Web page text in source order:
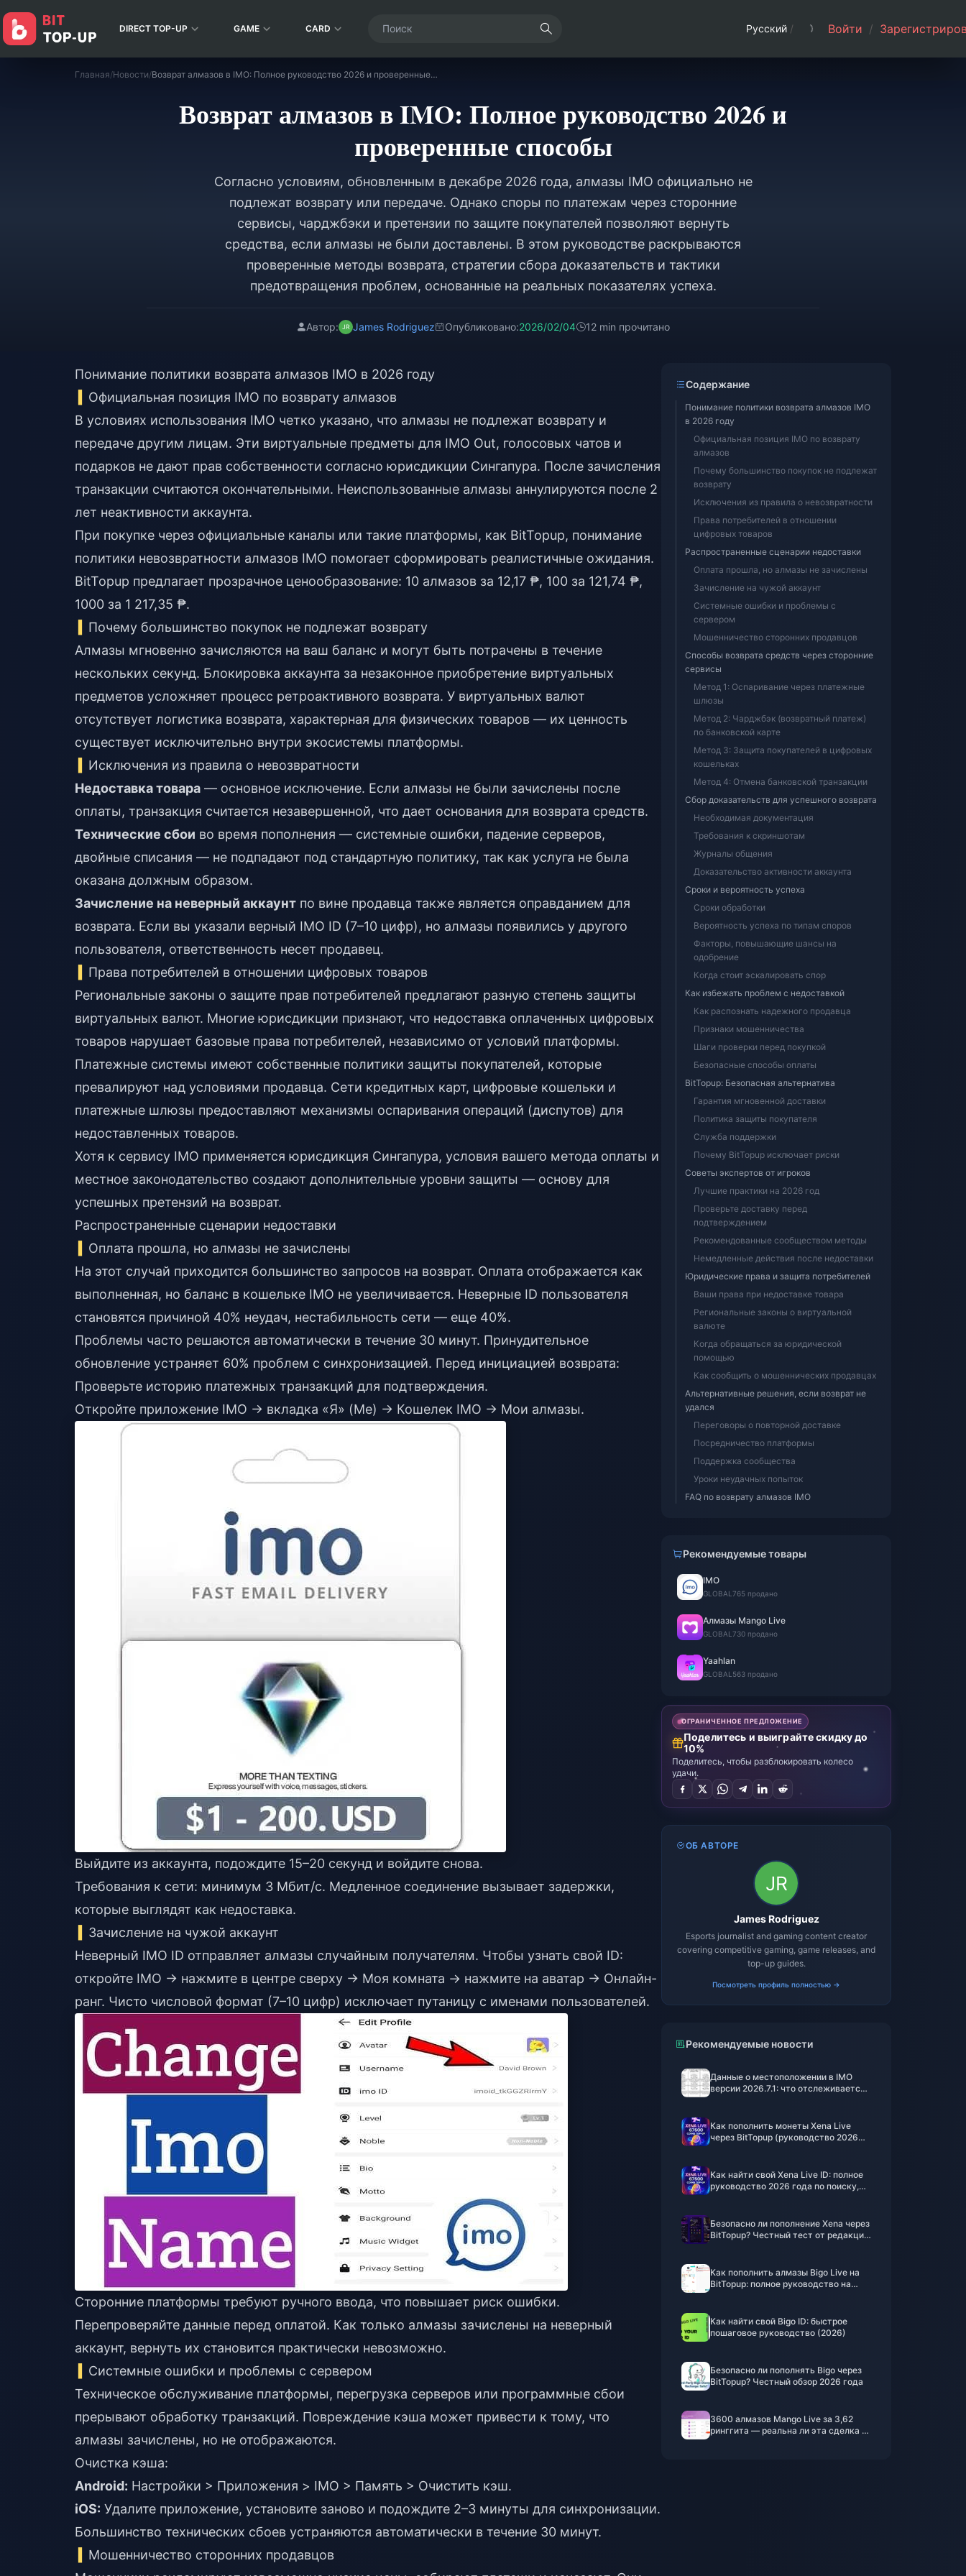
DIRECT TOP-UP GAME CARD Русский / Войти /
Главная/Новости/ Возврат алмазов в IMO: Полное руководство 2026 и проверенные способы
Возврат алмазов в IMO: Полное руководство 2026 и
проверенные способы
Согласно условиям, обновленным в декабре 2026 года, алмазы IMO официально не
подлежат возврату или передаче. Однако споры по платежам через сторонние
сервисы, чарджбэки и претензии по защите покупателей позволяют вернуть
средства, если алмазы не были доставлены. В этом руководстве раскрываются
проверенные методы возврата, стратегии сбора доказательств и тактики
предотвращения проблем, основанные на реальных показателях успеха.
Автор: James Rodriguez Опубликовано:2026/02/04 12 min прочитано
Понимание политики возврата алмазов IMO в 2026 году
Официальная позиция IMO по возврату алмазов
В условиях использования IMO четко указано, что алмазы не подлежат возврату и
передаче другим лицам. Эти виртуальные предметы для IMO Out, голосовых чатов и
подарков не дают прав собственности согласно юрисдикции Сингапура. После зачисления
транзакции считаются окончательными. Неиспользованные алмазы аннулируются после 2
лет неактивности аккаунта.
При покупке через официальные каналы или такие платформы, как BitTopup, понимание
политики невозвратности алмазов IMO помогает сформировать реалистичные ожидания.
BitTopup предлагает прозрачное ценообразование: 10 алмазов за 12,17 ₱, 100 за 121,74 ₱,
1000 за 1 217,35 ₱.
Почему большинство покупок не подлежат возврату
Алмазы мгновенно зачисляются на ваш баланс и могут быть потрачены в течение
нескольких секунд. Блокировка аккаунта за незаконное приобретение виртуальных
предметов усложняет процесс ретроактивного возврата. У виртуальных валют
отсутствует логистика возврата, характерная для физических товаров — их ценность
существует исключительно внутри экосистемы платформы.
Исключения из правила о невозвратности
Недоставка товара — основное исключение. Если алмазы не были зачислены после
оплаты, транзакция считается незавершенной, что дает основания для возврата средств.
Технические сбои во время пополнения — системные ошибки, падение серверов,
двойные списания — не подпадают под стандартную политику, так как услуга не была
оказана должным образом.
Зачисление на неверный аккаунт по вине продавца также является оправданием для
возврата. Если вы указали верный IMO ID (7–10 цифр), но алмазы появились у другого
пользователя, ответственность несет продавец.
Права потребителей в отношении цифровых товаров
Региональные законы о защите прав потребителей предлагают разную степень защиты
виртуальных валют. Многие юрисдикции признают, что недоставка оплаченных цифровых
товаров нарушает базовые права потребителей, независимо от условий платформы.
Платежные системы имеют собственные политики защиты покупателей, которые
превалируют над условиями продавца. Сети кредитных карт, цифровые кошельки и
платежные шлюзы предоставляют механизмы оспаривания операций (диспутов) для
недоставленных товаров.
Хотя к сервису IMO применяется юрисдикция Сингапура, условия вашего метода оплаты и
местное законодательство создают дополнительные уровни защиты — основу для
успешных претензий на возврат.
Распространенные сценарии недоставки
Оплата прошла, но алмазы не зачислены
На этот случай приходится большинство запросов на возврат. Оплата отображается как
выполненная, но баланс в кошельке IMO не увеличивается. Неверные ID пользователя
становятся причиной 40% неудач, нестабильность сети — еще 40%.
Проблемы часто решаются автоматически в течение 30 минут. Принудительное
обновление устраняет 60% проблем с синхронизацией. Перед инициацией возврата:
Проверьте историю платежных транзакций для подтверждения.
Откройте приложение IMO → вкладка «Я» (Me) → Кошелек IMO → Мои алмазы.
Выйдите из аккаунта, подождите 15–20 секунд и войдите снова.
Требования к сети: минимум 3 Мбит/с. Медленное соединение вызывает задержки,
которые выглядят как недоставка.
Зачисление на чужой аккаунт
Неверный IMO ID отправляет алмазы случайным получателям. Чтобы узнать свой ID:
откройте IMO → нажмите в центре сверху → Моя комната → нажмите на аватар → Онлайн-
ранг. Чисто числовой формат (7–10 цифр) исключает путаницу с именами пользователей.
Сторонние платформы требуют ручного ввода, что повышает риск ошибки.
Перепроверяйте данные перед оплатой. Как только алмазы зачислены на неверный
аккаунт, вернуть их становится практически невозможно.
Системные ошибки и проблемы с сервером
Техническое обслуживание платформы, перегрузка серверов или программные сбои
прерывают обработку транзакций. Повреждение кэша может привести к тому, что
алмазы зачислены, но не отображаются.
Очистка кэша:
Android: Настройки > Приложения > IMO > Память > Очистить кэш.
iOS: Удалите приложение, установите заново и подождите 2–3 минуты для синхронизации.
Большинство технических сбоев устраняются автоматически в течение 30 минут.
Мошенничество сторонних продавцов
Содержание
Понимание политики возврата алмазов IMO
в 2026 году
Официальная позиция IMO по возврату
алмазов
Почему большинство покупок не подлежат
возврату
Исключения из правила о невозвратности
Права потребителей в отношении
цифровых товаров
Распространенные сценарии недоставки
Оплата прошла, но алмазы не зачислены
Зачисление на чужой аккаунт
Системные ошибки и проблемы с
сервером
Мошенничество сторонних продавцов
Способы возврата средств через сторонние
сервисы
Метод 1: Оспаривание через платежные
шлюзы
Метод 2: Чарджбэк (возвратный платеж)
по банковской карте
Метод 3: Защита покупателей в цифровых
кошельках
Метод 4: Отмена банковской транзакции
Сбор доказательств для успешного возврата
Необходимая документация
Требования к скриншотам
Журналы общения
Доказательство активности аккаунта
Сроки и вероятность успеха
Сроки обработки
Вероятность успеха по типам споров
Факторы, повышающие шансы на
одобрение
Когда стоит эскалировать спор
Как избежать проблем с недоставкой
Как распознать надежного продавца
Признаки мошенничества
Шаги проверки перед покупкой
Безопасные способы оплаты
BitTopup: Безопасная альтернатива
Гарантия мгновенной доставки
Политика защиты покупателя
Служба поддержки
Почему BitTopup исключает риски
Советы экспертов от игроков
Лучшие практики на 2026 год
Проверьте доставку перед
подтверждением
Рекомендованные сообществом методы
Немедленные действия после недоставки
Юридические права и защита потребителей
Ваши права при недоставке товара
Региональные законы о виртуальной
валюте
Когда обращаться за юридической
помощью
Как сообщить о мошеннических продавцах
Альтернативные решения, если возврат не
удался
Переговоры о повторной доставке
Посредничество платформы
Поддержка сообщества
Уроки неудачных попыток
FAQ по возврату алмазов IMO
Рекомендуемые товары
IMO
GLOBAL 765 продано
Алмазы Mango Live
GLOBAL 730 продано
Yaahlan
GLOBAL 563 продано
ОГРАНИЧЕННОЕ ПРЕДЛОЖЕНИЕ
Поделитесь и выиграйте скидку до
10%
Поделитесь, чтобы разблокировать колесо
удачи.
ОБ АВТОРЕ
James Rodriguez
Esports journalist and gaming content creator
covering competitive gaming, game releases, and
top-up guides.
Посмотреть профиль полностью →
Рекомендуемые новости
Данные о местоположении в IMO
версии 2026.7.1: что отслеживается
Как пополнить монеты Xena Live
через BitTopup (руководство 2026
Как найти свой Xena Live ID: полное
руководство 2026 года по поиску,
Безопасно ли пополнение Xena через
BitTopup? Честный тест от редакции
Как пополнить алмазы Bigo Live на
BitTopup: полное руководство на
Как найти свой Bigo ID: быстрое
пошаговое руководство (2026)
Безопасно ли пополнять Bigo через
BitTopup? Честный обзор 2026 года
3600 алмазов Mango Live за 3,62
ринггита — реальна ли эта сделка в